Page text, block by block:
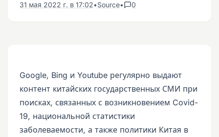
31 мая 2022 г. в 17:02•Source• 0
Google, Bing и Youtube регулярно выдают
контент китайских государственных СМИ при
поисках, связанных с возникновением Covid-
19, национальной статистики
заболеваемости, а также политики Китая в